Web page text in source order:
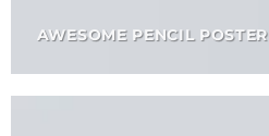
AWESOME PENCIL POSTER